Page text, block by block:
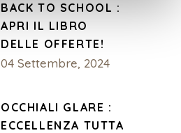
BACK TO SCHOOL :
APRI IL LIBRO
DELLE OFFERTE!
04 Settembre, 2024
OCCHIALI GLARE :
ECCELLENZA TUTTA